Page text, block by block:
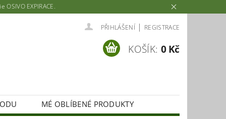
EXPIRACE.
PŘIHLÁŠENÍ | REGISTRACE
KOŠÍK: 0 Kč
MÉ OBLÍBENÉ PRODUKTY